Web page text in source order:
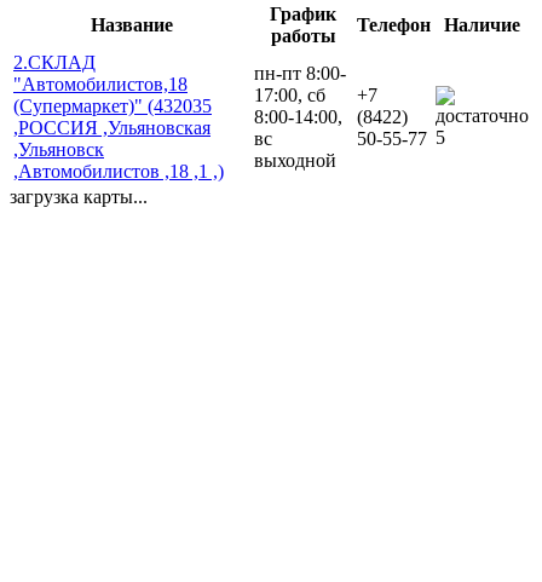
Название
График
работы
Телефон
Наличие
2.СКЛАД
"Автомобилистов,18
(Супермаркет)" (432035
,РОССИЯ ,Ульяновская
,Ульяновск
,Автомобилистов ,18 ,1 ,)
пн-пт 8:00-
17:00, сб
8:00-14:00,
вс
выходной
+7
(8422)
50-55-77 5
загрузка карты...